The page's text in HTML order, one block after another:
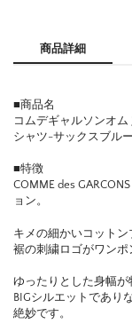
商品詳細
■商品名
コムデギャルソンオ
シャツ-サックスブルー
■特徴
COMME des
ョン。
キメの細かいコットン
裾の刺繍ロゴがワンポ
ゆったりとした身幅が
BIGシルエットであり
絶妙です。